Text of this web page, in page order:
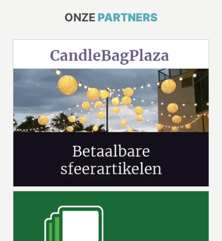
ONZE PARTNERS